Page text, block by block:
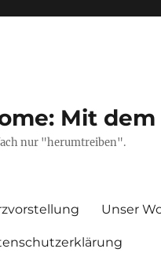
Mit
nur "herumtreiben".
Unser